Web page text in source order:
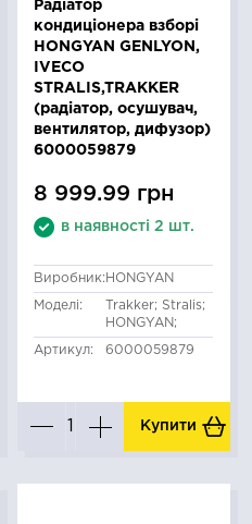
Радіатор
кондиціонера взборі
HONGYAN GENLYON,
IVECO
STRALIS,TRAKKER
(радіатор, осушувач,
вентилятор, дифузор)
6000059879
8 999.99 грн
в наявності 2 шт.
Виробник: HONGYAN
Моделі:
Trakker; Stralis;
HONGYAN;
Артикул: 6000059879
Купити